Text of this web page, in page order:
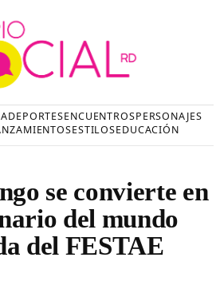
DEPORTESENCUENTROSPERSONAJES
ESTILOSEDUCACIÓN
se convierte en
del mundo
del FESTAE